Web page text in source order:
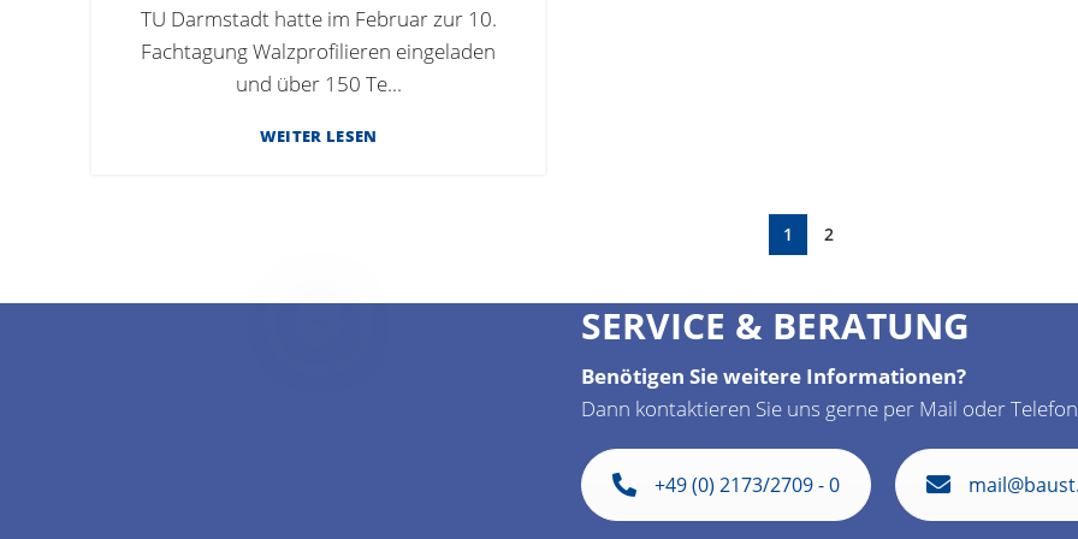
TU Darmstadt hatte im Februar zur 10.
Fachtagung Walzprofilieren eingeladen
und über 150 Te...
WEITER LESEN
1 2
SERVICE & BERATUNG
Benötigen Sie weitere Informationen?
Dann kontaktieren Sie uns gerne per Mail oder
+49 (0) 2173/2709 - 0